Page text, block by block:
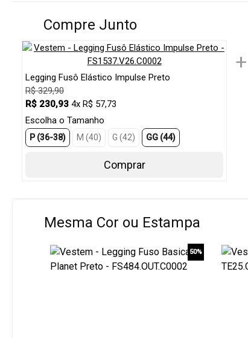
Compre Junto
Legging Fusô Elástico Impulse Preto
R$ 329,90
R$ 230,93 4x R$ 57,73
Escolha o Tamanho
P (36-38) M (40) G (42) GG (44)
Comprar
+
Mesma Cor ou Estampa
50%